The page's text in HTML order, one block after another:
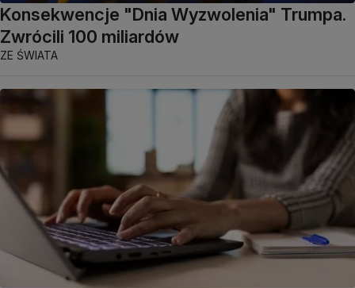
Konsekwencje "Dnia Wyzwolenia" Trumpa.
Zwrócili 100 miliardów
ZE ŚWIATA